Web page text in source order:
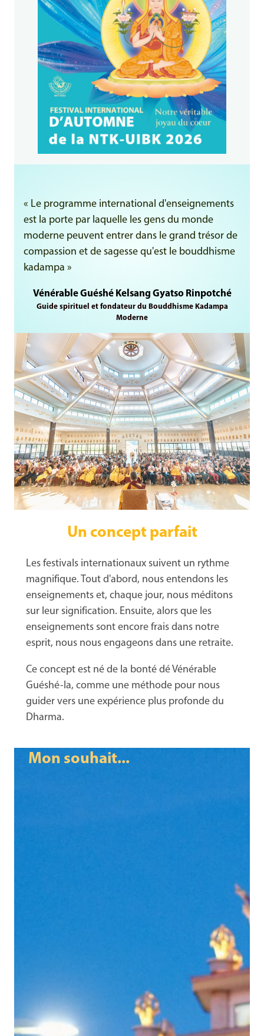
« Le programme international d'enseignements
est la porte par laquelle les gens du monde
moderne peuvent entrer dans le grand trésor de
compassion et de sagesse qu'est le bouddhisme
kadampa »
Vénérable Guéshé Kelsang Gyatso Rinpotché
Guide spirituel et fondateur du Bouddhisme Kadampa
Moderne
Un concept parfait
Les festivals internationaux suivent un rythme
magnifique. Tout d'abord, nous entendons les
enseignements et, chaque jour, nous méditons
sur leur signification. Ensuite, alors que les
enseignements sont encore frais dans notre
esprit, nous nous engageons dans une retraite.
Ce concept est né de la bonté dé Vénérable
Guéshé-la, comme une méthode pour nous
guider vers une expérience plus profonde du
Dharma.
Mon souhait...